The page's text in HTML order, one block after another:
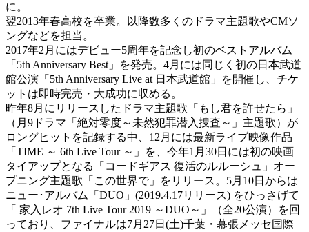
に。
翌2013年春高校を卒業。以降数多くのドラマ主題歌やCMソ
ングなどを担当。
2017年2月にはデビュー5周年を記念し初のベストアルバム
「5th Anniversary Best」を発売。4月には同じく初の日本武道
館公演「5th Anniversary Live at 日本武道館」を開催し、チケ
ットは即時完売・大成功に収める。
昨年8月にリリースしたドラマ主題歌「もし君を許せたら」
（月9ドラマ「絶対零度～未然犯罪潜入捜査～」主題歌）が
ロングヒットを記録する中、12月には最新ライブ映像作品
「TIME ～ 6th Live Tour ～」を、今年1月30日には初の映画
タイアップとなる「コードギアス 復活のルルーシュ」オー
プニング主題歌「この世界で」をリリース。5月10日からは
ニュー･アルバム「DUO」(2019.4.17リリース) をひっさげて
「 家入レオ 7th Live Tour 2019 ～DUO～」（全20公演）を回
っており、ファイナルは7月27日(土)千葉・幕張メッセ国際